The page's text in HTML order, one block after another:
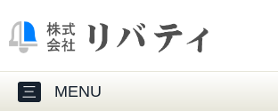
三 MENU